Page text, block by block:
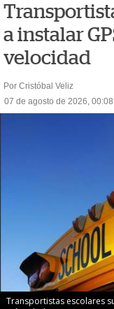
a instalar
velocidad
Por Cristóbal Veliz
07 de agosto de 2026, 00:08
Transportistas escolares